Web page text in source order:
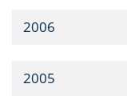
2006
2005